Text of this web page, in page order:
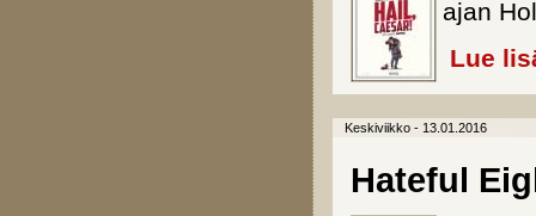
ajan
Lue
Keskiviikko - 13.01.2016
Hateful